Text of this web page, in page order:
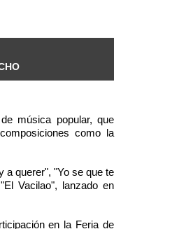
música popular, que
como la
a querer", "Yo se que te
Vacilao", lanzado en
en la Feria de